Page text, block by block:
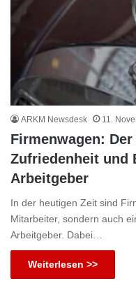
ARKM Newsdesk 11.
Firmenwagen:
Zufriedenheit und
Arbeitgeber
In der heutigen Zeit sind
Mitarbeiter, sondern auch
Arbeitgeber. Dabei…
Weiterlesen >>